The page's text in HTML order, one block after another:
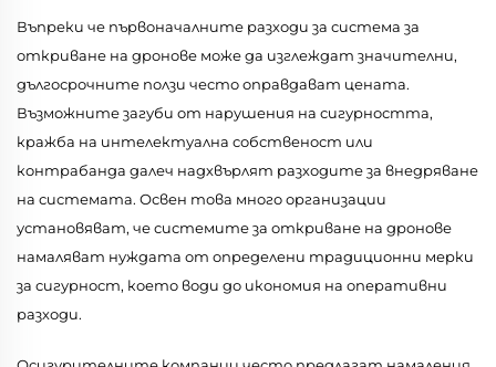
Въпреки че първоначалните разходи за система за
откриване на дронове може да изглеждат значителни,
дългосрочните ползи често оправдават цената.
Възможните загуби от нарушения на сигурността,
кражба на интелектуална собственост или
контрабанда далеч надхвърлят разходите за внедряване
на системата. Освен това много организации
установяват, че системите за откриване на дронове
намаляват нуждата от определени традиционни мерки
за сигурност, което води до икономия на оперативни
разходи.